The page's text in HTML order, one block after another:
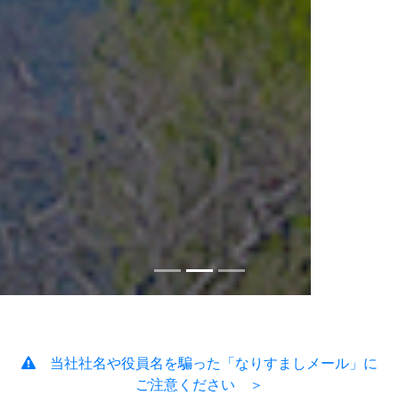
当社社名や役員名を騙った「なりすましメール」に
ご注意ください ＞